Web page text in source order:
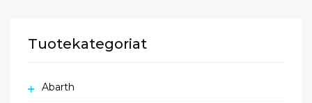
Tuotekategoriat
Abarth